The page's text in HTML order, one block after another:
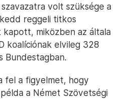
volt szüksége a
reggeli titkos
kapott, miközben az általa
koalíciónak elvileg 328
Bundestagban.
fel a figyelmet, hogy
a Német Szövetségi